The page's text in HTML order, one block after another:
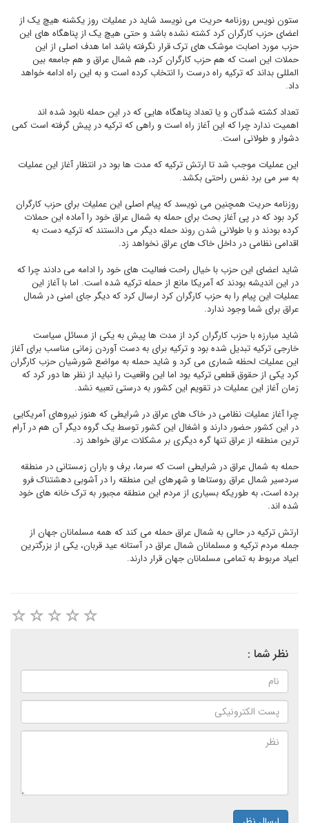
ستون نویس روزنامه حریت می نویسد شاید در عملیات روز یکشنه هیچ یک از
اعضای حزب کارگران کرد کشته نشده باشد و حتی هیچ یک از پناهگاه های این
حزب مورد اصابت موشک های ترک قرار نگرفته باشد اما هدف اصلی از این
حملات این است که هم حزب کارگران کرد، هم شمال عراق و هم جامعه بین
المللی بداند که ترکیه راه درست را انتخاب کرده است و به این راه ادامه خواهد
داد.
تعداد کشته شدگان و یا تعداد پناهگاه هایی که در این حمله نابود شده اند
اهمیت ندارد چرا که این آغاز راه است و راهی که ترکیه در پیش گرفته است کمی
دشوار و طولانی است.
این عملیات موجب شد تا ارتش ترکیه که مدت ها بود در انتظار آغاز این عملیات
به سر می برد نفس راحتی بکشد.
روزنامه حریت همچنین می نویسد که پیام اصلی این عملیات برای حزب کارگران
کرد بود که در پی آغاز بحث برای حمله به شمال عراق خود را آماده این حملات
کرده بودند و با طولانی شدن روند حمله دیگر می دانستند که ترکیه دست به
اقدامی نظامی در داخل خاک های عراق نخواهد زد.
شاید اعضای این حزب با خیال راحت فعالیت های خود را ادامه می دادند چرا که
در این اندیشه بودند که آمریکا مانع از حمله ترکیه شده است. اما با آغاز این
عملیات این پیام را به حزب کارگران کرد ارسال کرد که دیگر جای امنی در شمال
عراق برای شما وجود ندارد.
شاید مبارزه با حزب کارگران کرد از مدت ها پیش به یکی از مسائل سیاست
خارجی ترکیه تبدیل شده بود و ترکیه برای به دست آوردن زمانی مناسب برای آغاز
این عملیات لحظه شماری می کرد و شاید حمله به مواضع شورشیان حزب کارگران
کرد یکی از حقوق قطعی ترکیه بود اما این واقعیت را نباید از نظر ها دور کرد که
زمان آغاز این عملیات در تقویم این کشور به درستی تعبیه نشد.
چرا آغاز عملیات نظامی در خاک های عراق در شرایطی که هنوز نیروهای آمریکایی
در این کشور حضور دارند و اشغال این کشور توسط یک گروه دیگر آن هم در آرام
ترین منطقه از عراق تنها گره دیگری بر مشکلات عراق خواهد زد.
حمله به شمال عراق در شرایطی است که سرما، برف و باران زمستانی در منطقه
سردسیر شمال عراق روستاها و شهرهای این منطقه را در آشوبی دهشتناک فرو
برده است، به طوریکه بسیاری از مردم این منطقه مجبور به ترک خانه های خود
شده اند.
ارتش ترکیه در حالی به شمال عراق حمله می کند که همه مسلمانان جهان از
جمله مردم ترکیه و مسلمانان شمال عراق در آستانه عید قربان، یکی از بزرگترین
اعیاد مربوط به تمامی مسلمانان جهان قرار دارند.
نظر شما :